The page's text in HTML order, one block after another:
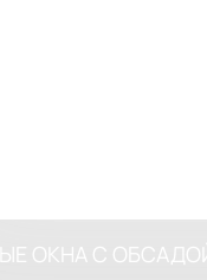
ОКНА С